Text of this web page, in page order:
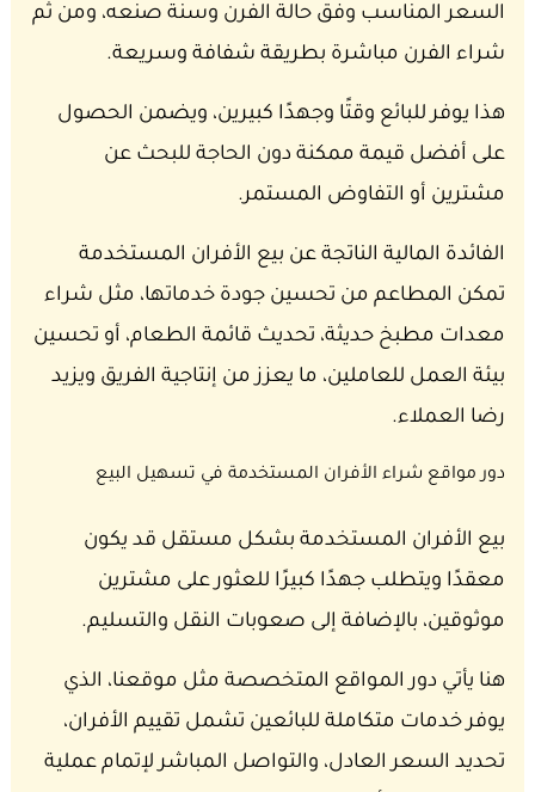
السعر المناسب وفق حالة الفرن وسنة صنعه، ومن ثم
شراء الفرن مباشرة بطريقة شفافة وسريعة.
هذا يوفر للبائع وقتًا وجهدًا كبيرين، ويضمن الحصول
على أفضل قيمة ممكنة دون الحاجة للبحث عن
مشترين أو التفاوض المستمر.
الفائدة المالية الناتجة عن بيع الأفران المستخدمة
تمكن المطاعم من تحسين جودة خدماتها، مثل شراء
معدات مطبخ حديثة، تحديث قائمة الطعام، أو تحسين
بيئة العمل للعاملين، ما يعزز من إنتاجية الفريق ويزيد
رضا العملاء.
دور مواقع شراء الأفران المستخدمة في تسهيل البيع
بيع الأفران المستخدمة بشكل مستقل قد يكون
معقدًا ويتطلب جهدًا كبيرًا للعثور على مشترين
موثوقين، بالإضافة إلى صعوبات النقل والتسليم.
هنا يأتي دور المواقع المتخصصة مثل موقعنا، الذي
يوفر خدمات متكاملة للبائعين تشمل تقييم الأفران،
تحديد السعر العادل، والتواصل المباشر لإتمام عملية